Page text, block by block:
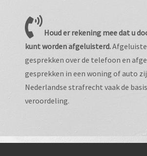
Houd er rekening mee dat u
kunt worden afgeluisterd.
gesprekken over de telefoon en
gesprekken in een woning of auto
Nederlandse strafrecht vaak de
veroordeling.